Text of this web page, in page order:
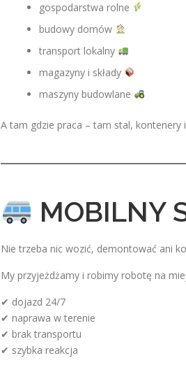
gospodarstwa rolne
budowy domów
transport lokalny
magazyny i składy
maszyny budowlane
A tam gdzie praca – tam stal,
MOBILNY
Nie trzeba nic wozić, demontować ani
My przyjeżdżamy i robimy robotę na
✔ dojazd 24/7
✔ naprawa w terenie
✔ brak transportu
✔ szybka reakcja